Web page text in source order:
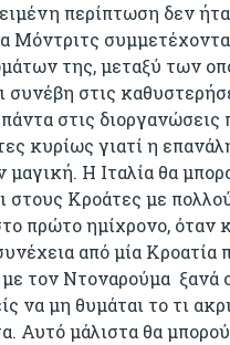
περίπτωση δεν
Μόντριτς
της, μεταξύ των
συνέβη στις
στις διοργανώσεις
κυρίως γιατί η
Η Ιταλία θα
στους Κροάτες με
πρώτο ημίχρονο, όταν
από μία
τον Ντοναρούμα ξανά
να μη θυμάται το τι
Αυτό μάλιστα θα